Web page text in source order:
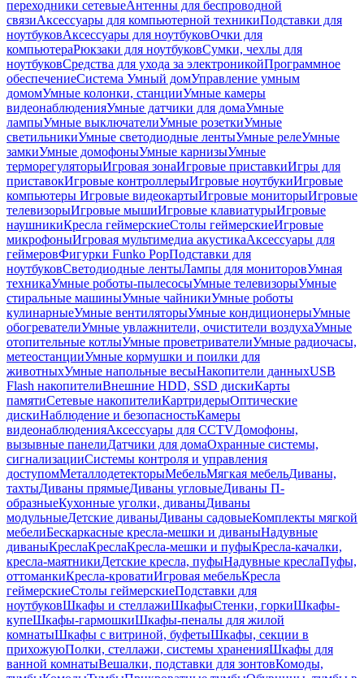
переходники сетевыеАнтенны для беспроводной
связиАксессуары для компьютерной техникиПодставки для
ноутбуковАксессуары для ноутбуковОчки для
компьютераРюкзаки для ноутбуковСумки, чехлы для
ноутбуковСредства для ухода за электроникойПрограммное
обеспечениеСистема Умный домУправление умным
домомУмные колонки, станцииУмные камеры
видеонаблюденияУмные датчики для домаУмные
лампыУмные выключателиУмные розеткиУмные
светильникиУмные светодиодные лентыУмные релеУмные
замкиУмные домофоныУмные карнизыУмные
терморегуляторыИгровая зонаИгровые приставкиИгры для
приставокИгровые контроллерыИгровые ноутбукиИгровые
компьютеры Игровые видеокартыИгровые мониторыИгровые
телевизорыИгровые мышиИгровые клавиатурыИгровые
наушникиКресла геймерскиеСтолы геймерскиеИгровые
микрофоныИгровая мультимедиа акустикаАксессуары для
геймеровФигурки Funko PopПодставки для
ноутбуковСветодиодные лентыЛампы для мониторовУмная
техникаУмные роботы-пылесосыУмные телевизорыУмные
стиральные машиныУмные чайникиУмные роботы
кулинарныеУмные вентиляторыУмные кондиционерыУмные
обогревателиУмные увлажнители, очистители воздухаУмные
отопительные котлыУмные проветривателиУмные радиочасы,
метеостанцииУмные кормушки и поилки для
животныхУмные напольные весыНакопители данныхUSB
Flash накопителиВнешние HDD, SSD дискиКарты
памятиСетевые накопителиКартридерыОптические
дискиНаблюдение и безопасностьКамеры
видеонаблюденияАксессуары для CCTVДомофоны,
вызывные панелиДатчики для домаОхранные системы,
сигнализацииСистемы контроля и управления
доступомМеталлодетекторыМебельМягкая мебельДиваны,
тахтыДиваны прямыеДиваны угловыеДиваны П-
образныеКухонные уголки, диваныДиваны
модульныеДетские диваныДиваны садовыеКомплекты мягкой
мебелиБескаркасные кресла-мешки и диваныНадувные
диваныКреслаКреслаКресла-мешки и пуфыКресла-качалки,
кресла-маятникиДетские кресла, пуфыНадувные креслаПуфы,
оттоманкиКресла-кроватиИгровая мебельКресла
геймерскиеСтолы геймерскиеПодставки для
ноутбуковШкафы и стеллажиШкафыСтенки, горкиШкафы-
купеШкафы-гармошкиШкафы-пеналы для жилой
комнатыШкафы с витриной, буфетыШкафы, секции в
прихожуюПолки, стеллажи, системы храненияШкафы для
ванной комнатыВешалки, подставки для зонтовКомоды,